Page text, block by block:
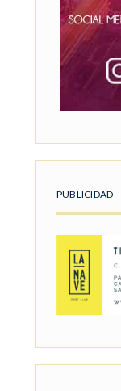
PUBLICIDAD